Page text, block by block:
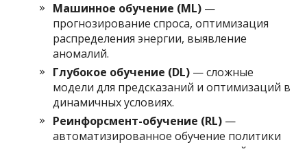
Машинное обучение (ML) —
прогнозирование спроса, оптимизация
распределения энергии, выявление
аномалий.
Глубокое обучение (DL) — сложные
модели для предсказаний и оптимизаций в
динамичных условиях.
Реинфорсмент-обучение (RL) —
автоматизированное обучение политики